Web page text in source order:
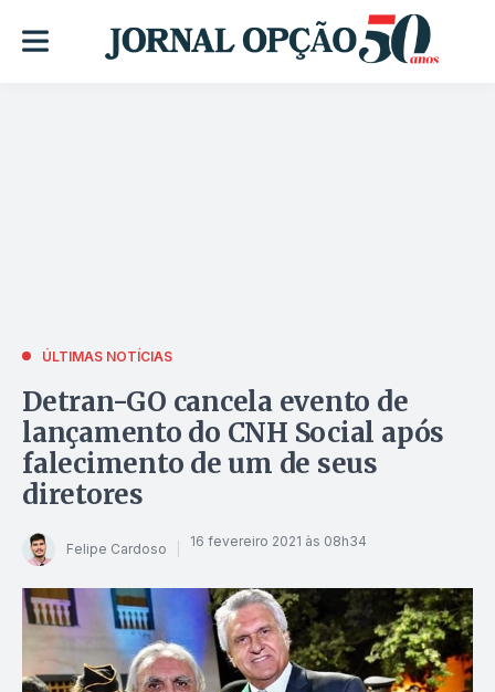
ÚLTIMAS NOTÍCIAS
Detran-GO cancela evento de
lançamento do CNH Social após
falecimento de um de seus
diretores
Felipe Cardoso 16 fevereiro 2021 às 08h34